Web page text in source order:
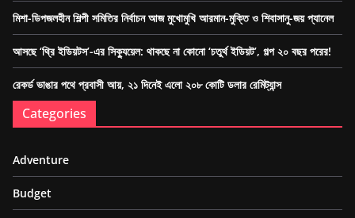
মিশা-ডিপজলহীন শিল্পী সমিতির নির্বাচন আজ মুখোমুখি আরমান-মুক্তি ও শিবাসানু-জয় প্যানেল
আসছে ‘থ্রি ইডিয়টস’-এর সিক্যুয়েল: থাকছে না কোনো ‘চতুর্থ ইডিয়ট’, গল্প ২০ বছর পরের!
রেকর্ড ভাঙার পথে প্রবাসী আয়, ২১ দিনেই এলো ২০৮ কোটি ডলার রেমিট্যান্স
Categories
Adventure
Budget